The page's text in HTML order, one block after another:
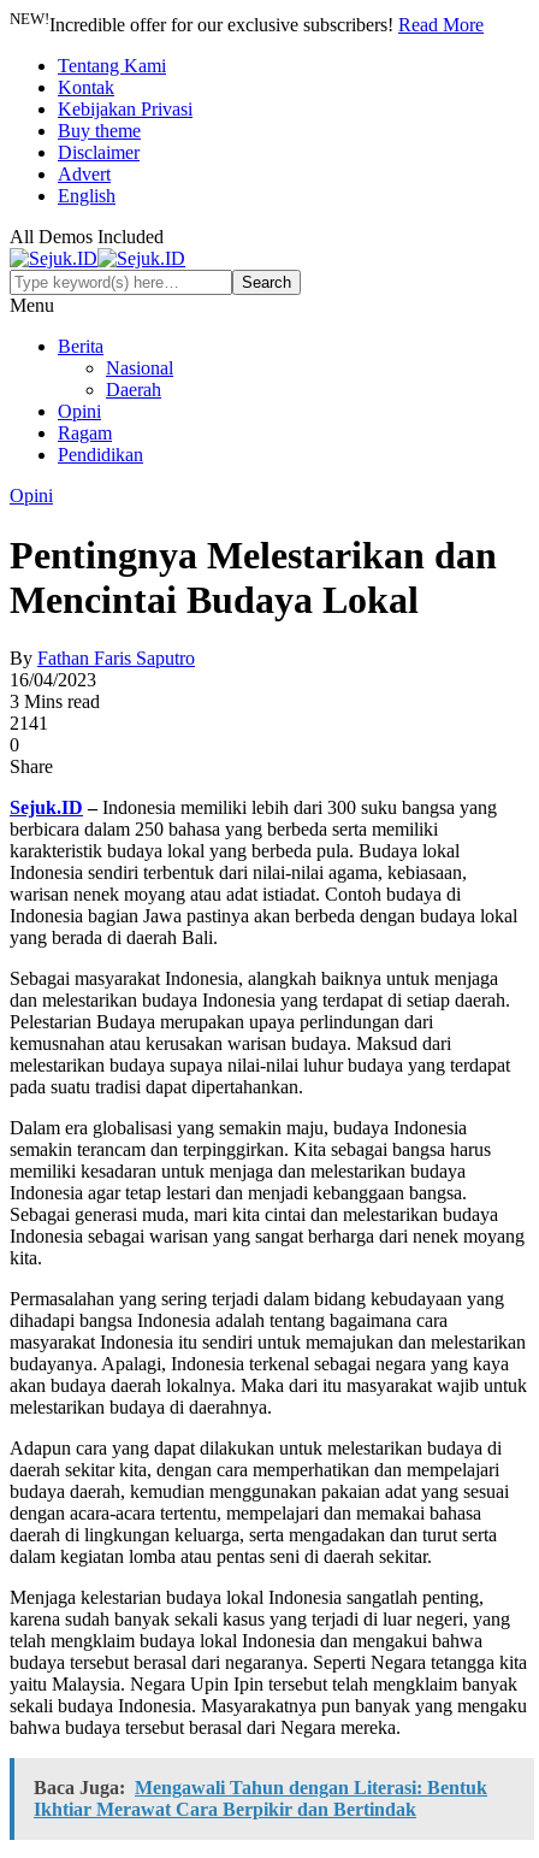
NEW!Incredible offer for our exclusive subscribers! Read More
Tentang Kami
Kontak
Kebijakan Privasi
Buy theme
Disclaimer
Advert
English
All Demos Included
Menu
Berita
Nasional
Daerah
Opini
Ragam
Pendidikan
Opini
Pentingnya Melestarikan dan
Mencintai Budaya Lokal
By Fathan Faris Saputro
16/04/2023
3 Mins read
2141
0
Share
Sejuk.ID –Indonesia memiliki lebih dari 300 suku bangsa yang
berbicara dalam 250 bahasa yang berbeda serta memiliki
karakteristik budaya lokal yang berbeda pula. Budaya lokal
Indonesia sendiri terbentuk dari nilai-nilai agama, kebiasaan,
warisan nenek moyang atau adat istiadat. Contoh budaya di
Indonesia bagian Jawa pastinya akan berbeda dengan budaya lokal
yang berada di daerah Bali.
Sebagai masyarakat Indonesia, alangkah baiknya untuk menjaga
dan melestarikan budaya Indonesia yang terdapat di setiap daerah.
Pelestarian Budaya merupakan upaya perlindungan dari
kemusnahan atau kerusakan warisan budaya. Maksud dari
melestarikan budaya supaya nilai-nilai luhur budaya yang terdapat
pada suatu tradisi dapat dipertahankan.
Dalam era globalisasi yang semakin maju, budaya Indonesia
semakin terancam dan terpinggirkan. Kita sebagai bangsa harus
memiliki kesadaran untuk menjaga dan melestarikan budaya
Indonesia agar tetap lestari dan menjadi kebanggaan bangsa.
Sebagai generasi muda, mari kita cintai dan melestarikan budaya
Indonesia sebagai warisan yang sangat berharga dari nenek moyang
kita.
Permasalahan yang sering terjadi dalam bidang kebudayaan yang
dihadapi bangsa Indonesia adalah tentang bagaimana cara
masyarakat Indonesia itu sendiri untuk memajukan dan melestarikan
budayanya. Apalagi, Indonesia terkenal sebagai negara yang kaya
akan budaya daerah lokalnya. Maka dari itu masyarakat wajib untuk
melestarikan budaya di daerahnya.
Adapun cara yang dapat dilakukan untuk melestarikan budaya di
daerah sekitar kita, dengan cara memperhatikan dan mempelajari
budaya daerah, kemudian menggunakan pakaian adat yang sesuai
dengan acara-acara tertentu, mempelajari dan memakai bahasa
daerah di lingkungan keluarga, serta mengadakan dan turut serta
dalam kegiatan lomba atau pentas seni di daerah sekitar.
Menjaga kelestarian budaya lokal Indonesia sangatlah penting,
karena sudah banyak sekali kasus yang terjadi di luar negeri, yang
telah mengklaim budaya lokal Indonesia dan mengakui bahwa
budaya tersebut berasal dari negaranya. Seperti Negara tetangga kita
yaitu Malaysia. Negara Upin Ipin tersebut telah mengklaim banyak
sekali budaya Indonesia. Masyarakatnya pun banyak yang mengaku
bahwa budaya tersebut berasal dari Negara mereka.
Baca Juga: Mengawali Tahun dengan Literasi: Bentuk
Ikhtiar Merawat Cara Berpikir dan Bertindak